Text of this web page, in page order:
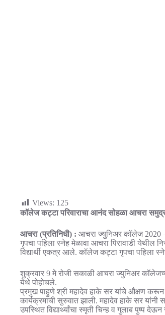
Views: 125
कॉलेज कट्टा परिवाराचा आनंद सोहळा आचरा
आचरा (प्रतिनिधी) : आचरा ज्युनिअर कॉलेज 2020 –
गृपचा पहिला स्नेह मेळावा आचरा पिरावाडी येथील
विद्यार्थी एकत्र आले. कॉलेज कट्टा गृपचा पहिला
शुक्रवार 9 मे रोजी सकाळी आचरा ज्युनिअर कॉलेजच्या
येथे पोहोचले.
प्रमुख पाहुणे श्री महादेव हाके सर यांचे औक्षण करून
कार्यक्रमाची सुरुवात झाली. महादेव हाके सर यांनी
उपस्थित विद्यार्थ्यांचा स्मृती चिन्ह व गुलाब पुष्प